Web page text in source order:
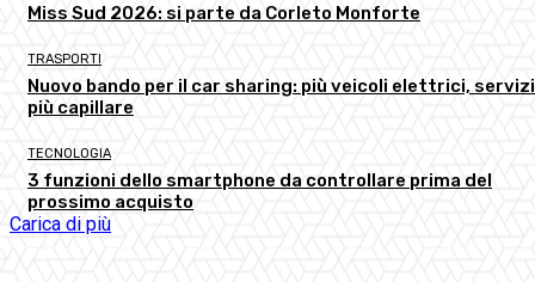
Miss Sud 2026: si parte da Corleto Monforte
TRASPORTI
Nuovo bando per il car sharing: più veicoli elettrici,
più capillare
TECNOLOGIA
3 funzioni dello smartphone da controllare prima del
prossimo acquisto
Carica di più